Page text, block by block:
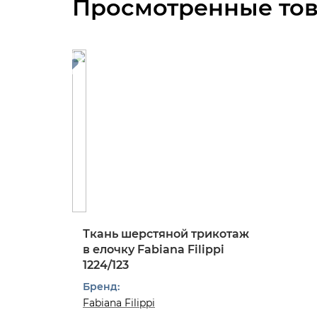
Просмотренные
Ткань шерстяной трикотаж
в елочку Fabiana Filippi
1224/123
Бренд:
Fabiana Filippi